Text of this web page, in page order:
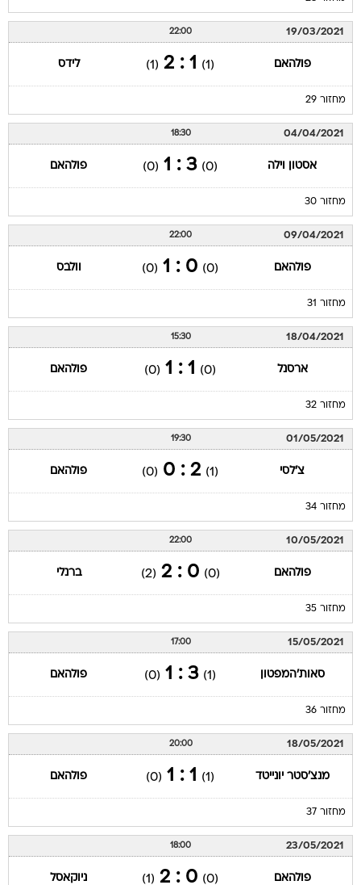
19/03/2021
22:00
פולהאם (1)
1 : 2
(1) לידס
מחזור 29
04/04/2021
18:30
אסטון וילה (0)
3 : 1
(0) פולהאם
מחזור 30
09/04/2021
22:00
פולהאם (0)
0 : 1
(0) וולבס
מחזור 31
18/04/2021
15:30
ארסנל (0)
1 : 1
(0) פולהאם
מחזור 32
01/05/2021
19:30
צ'לסי (1)
2 : 0
(0) פולהאם
מחזור 34
10/05/2021
22:00
פולהאם (0)
0 : 2
(2) ברנלי
מחזור 35
15/05/2021
17:00
סאות'המפטון (1)
3 : 1
(0) פולהאם
מחזור 36
18/05/2021
20:00
מנצ'סטר יונייטד (1)
1 : 1
(0) פולהאם
מחזור 37
23/05/2021
18:00
פולהאם (0)
0 : 2
(1) ניוקאסל